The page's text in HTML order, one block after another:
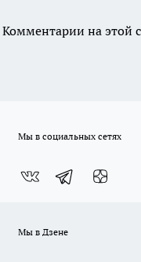
Комментарии на этой
Мы в социальных сетях
Мы в Дзене